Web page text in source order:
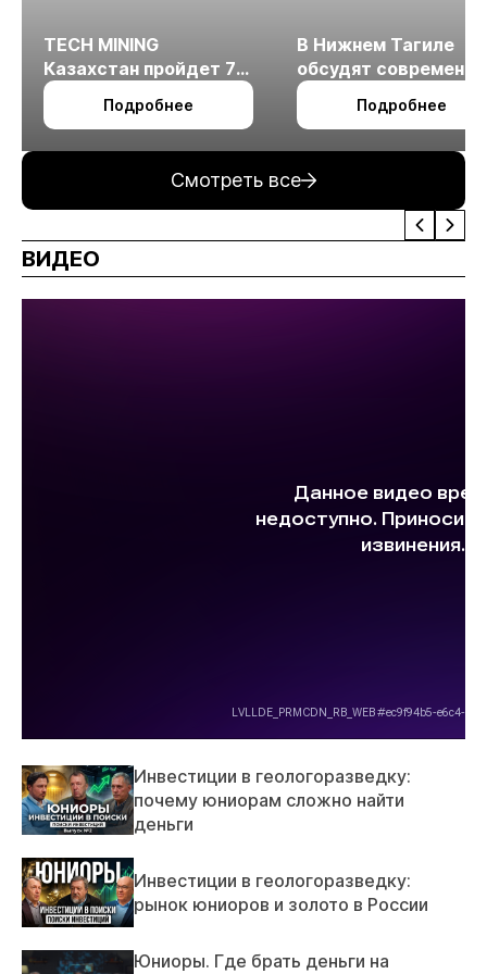
TECH MINING
Казахстан пройдет 7
октября в Алматы
Подробнее
В Нижнем Тагиле
обсудят
технологии
измельчения
Подробнее
Смотреть все
ВИДЕО
Инвестиции в геологоразведку:
почему юниорам сложно найти
деньги
Инвестиции в геологоразведку:
рынок юниоров и золото в России
Юниоры. Где брать деньги на